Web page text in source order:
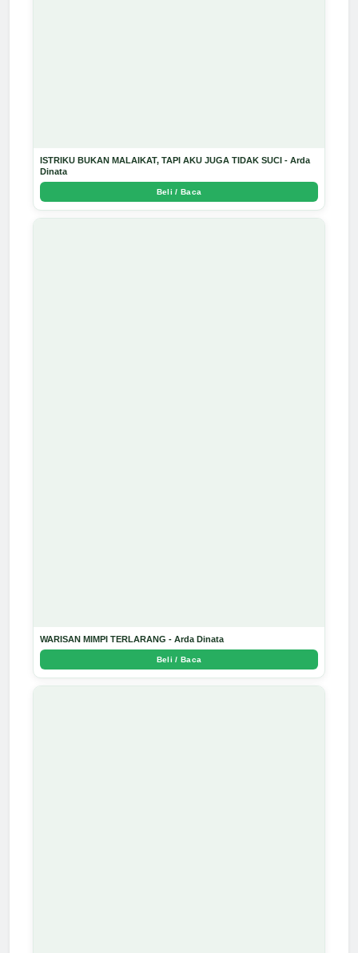
ISTRIKU BUKAN MALAIKAT, TAPI AKU JUGA TIDAK SUCI - Arda
Dinata
Beli / Baca
WARISAN MIMPI TERLARANG - Arda Dinata
Beli / Baca